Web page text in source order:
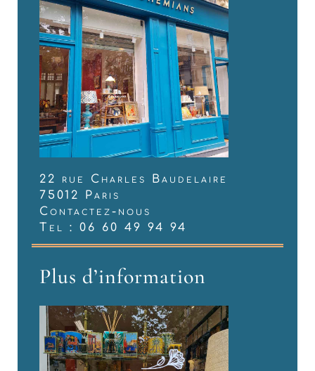
22 rue Charles Baudelaire
75012 Paris
Contactez-nous
Tel : 06 60 49 94 94
Plus d’information